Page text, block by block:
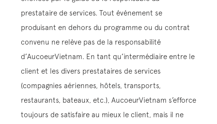
prestataire de services. Tout événement se
produisant en dehors du programme ou du contrat
convenu ne relève pas de la responsabilité
d’AucoeurVietnam. En tant qu’intermédiaire entre le
client et les divers prestataires de services
(compagnies aériennes, hôtels, transports,
restaurants, bateaux, etc.), AucoeurVietnam s’efforce
toujours de satisfaire au mieux le client, mais il ne